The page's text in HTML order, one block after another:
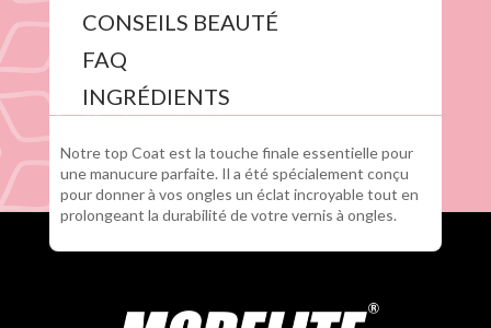
CONSEILS BEAUTÉ
FAQ
INGRÉDIENTS
Notre top Coat est la touche finale essentielle pour
une manucure parfaite. Il a été spécialement conçu
pour donner à vos ongles un éclat incroyable tout en
prolongeant la durabilité de votre vernis à ongles.